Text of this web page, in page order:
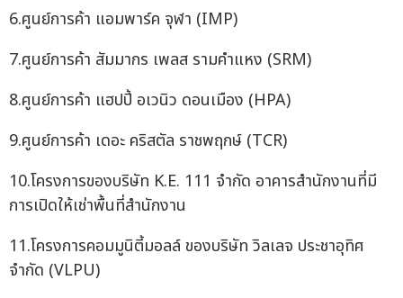
6.ศูนย์การค้า แอมพาร์ค จุฬา (IMP)
7.ศูนย์การค้า สัมมากร เพลส รามคำแหง (SRM)
8.ศูนย์การค้า แฮปปี้ อเวนิว ดอนเมือง (HPA)
9.ศูนย์การค้า เดอะ คริสตัล ราชพฤกษ์ (TCR)
10.โครงการของบริษัท K.E. 111 จำกัด อาคารสำนักงานที่มี
การเปิดให้เช่าพื้นที่สำนักงาน
11.โครงการคอมมูนิตี้มอลล์ ของบริษัท วิลเลจ ประชาอุทิศ
จำกัด (VLPU)